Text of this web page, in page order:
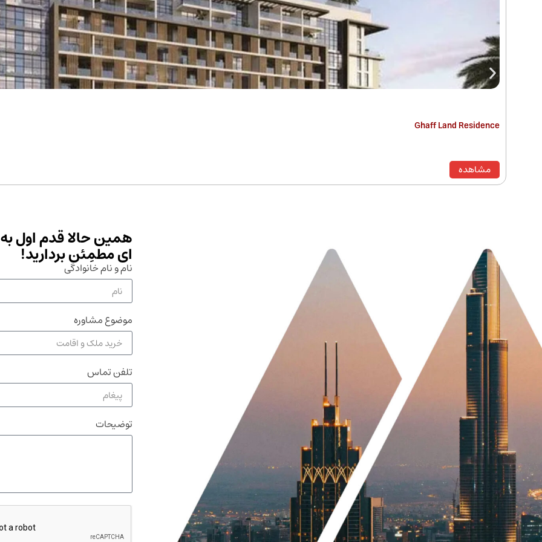
Ghaff Land Residence
مشاهده
همین حالا قدم اول
ای مطمِئن بردارید!
نام و نام خانوادگی
موضوع مشاوره
تلفن تماس
توضیحات